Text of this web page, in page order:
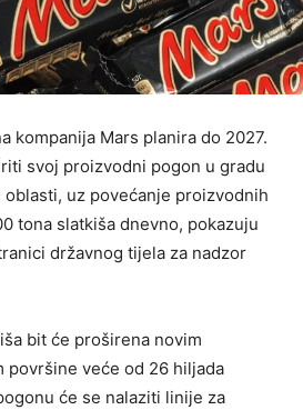
kompanija Mars planira do 2027.
svoj proizvodni pogon u gradu
uz povećanje proizvodnih
tona slatkiša dnevno, pokazuju
državnog tijela za nadzor
bit će proširena novim
površine veće od 26 hiljada
će se nalaziti linije za